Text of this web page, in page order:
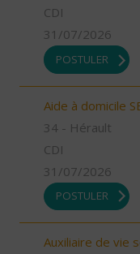
CDI
31/07/2026
POSTULER
Aide à domicile
34 - Hérault
CDI
31/07/2026
POSTULER
Auxiliaire de vie